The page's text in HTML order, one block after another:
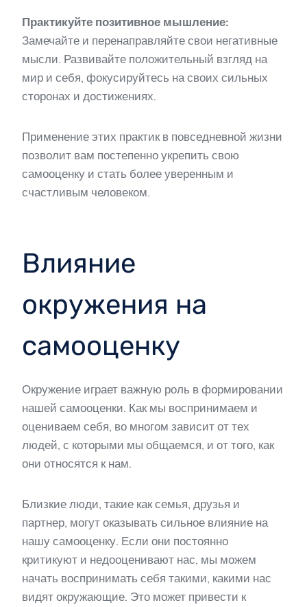
Практикуйте позитивное мышление:
Замечайте и перенаправляйте свои негативные
мысли. Развивайте положительный взгляд на
мир и себя, фокусируйтесь на своих сильных
сторонах и достижениях.
Применение этих практик в повседневной жизни
позволит вам постепенно укрепить свою
самооценку и стать более уверенным и
счастливым человеком.
Влияние
окружения на
самооценку
Окружение играет важную роль в формировании
нашей самооценки. Как мы воспринимаем и
оцениваем себя, во многом зависит от тех
людей, с которыми мы общаемся, и от того, как
они относятся к нам.
Близкие люди, такие как семья, друзья и
партнер, могут оказывать сильное влияние на
нашу самооценку. Если они постоянно
критикуют и недооценивают нас, мы можем
начать воспринимать себя такими, какими нас
видят окружающие. Это может привести к